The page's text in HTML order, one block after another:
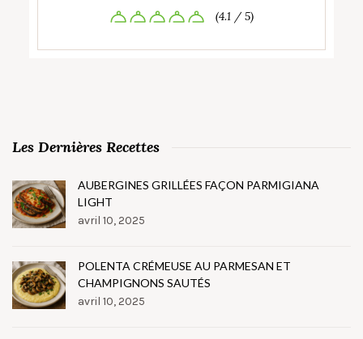
(4.1 / 5)
Les Dernières Recettes
AUBERGINES GRILLÉES FAÇON PARMIGIANA
LIGHT
avril 10, 2025
POLENTA CRÉMEUSE AU PARMESAN ET
CHAMPIGNONS SAUTÉS
avril 10, 2025